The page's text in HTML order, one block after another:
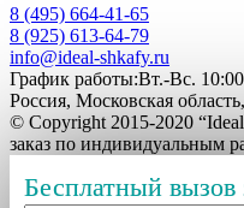
8 (495) 664-41-65
8 (925) 613-64-79
info@ideal-shkafy.ru
График работы:Вт.-Вс.
Россия, Московская
© Copyright 2015-2020
заказ по индивидуальным
Бесплатный